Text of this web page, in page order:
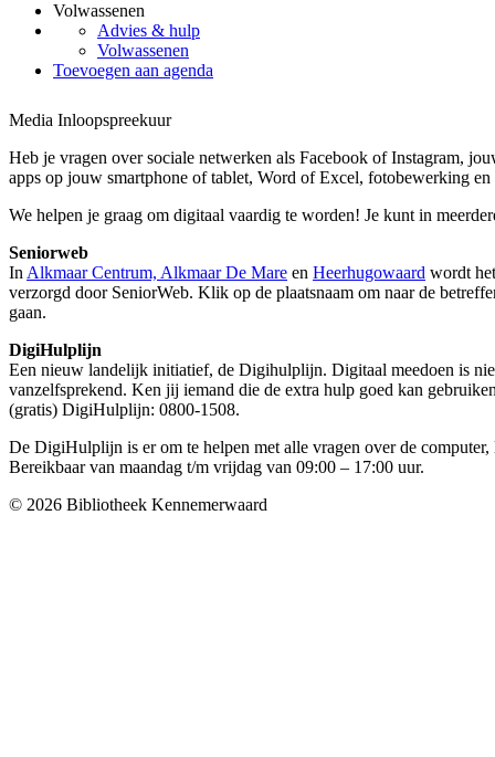
Volwassenen
Advies & hulp
Volwassenen
Toevoegen aan agenda
Media Inloopspreekuur
Heb je vragen over sociale netwerken als Facebook of Instagram,
apps op jouw smartphone of tablet, Word of Excel, fotobewerking en
We helpen je graag om digitaal vaardig te worden! Je kunt in
Seniorweb
In Alkmaar Centrum, Alkmaar De Mare en Heerhugowaard wordt
verzorgd door SeniorWeb. Klik op de plaatsnaam om naar de
gaan.
DigiHulplijn
Een nieuw landelijk initiatief, de Digihulplijn. Digitaal meedoen is
vanzelfsprekend. Ken jij iemand die de extra hulp goed kan
(gratis) DigiHulplijn: 0800-1508.
De DigiHulplijn is er om te helpen met alle vragen over de computer,
Bereikbaar van maandag t/m vrijdag van 09:00 – 17:00 uur.
© 2026 Bibliotheek Kennemerwaard